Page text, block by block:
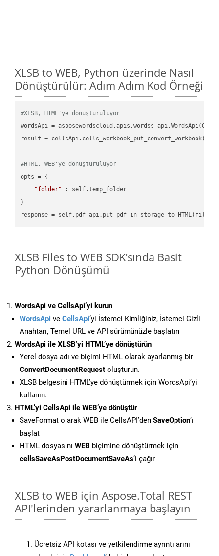
XLSB to WEB, Python üzerinde Nasıl
Dönüştürülür: Adım Adım Kod Örneği
#XLSB, HTML'ye dönüştürülüyor
wordsApi =
result =
#HTML, WEB'ye dönüştürülüyor
opts = {
"folder" : self.temp_folder
}
XLSB Files to WEB SDK’sında Basit
Python Dönüşümü
WordsApi ve CellsApi’yi kurun
WordsApi ve CellsApi‘yi İstemci Kimliğiniz, İstemci Gizli
Anahtarı, Temel URL ve API sürümünüzle başlatın
WordsApi ile XLSB’yi HTML’ye dönüştürün
Yerel dosya adı ve biçimi HTML olarak ayarlanmış bir
ConvertDocumentRequest oluşturun.
XLSB belgesini HTML’ye dönüştürmek için WordsApi’yi
kullanın.
HTML’yi CellsApi ile WEB’ye dönüştür
SaveFormat olarak WEB ile CellsAPI’den SaveOption‘ı
başlat
HTML dosyasını WEB biçimine dönüştürmek için
cellsSaveAsPostDocumentSaveAs‘i çağır
XLSB to WEB için Aspose.Total REST
API'lerinden yararlanmaya başlayın
Ücretsiz API kotası ve yetkilendirme ayrıntılarını